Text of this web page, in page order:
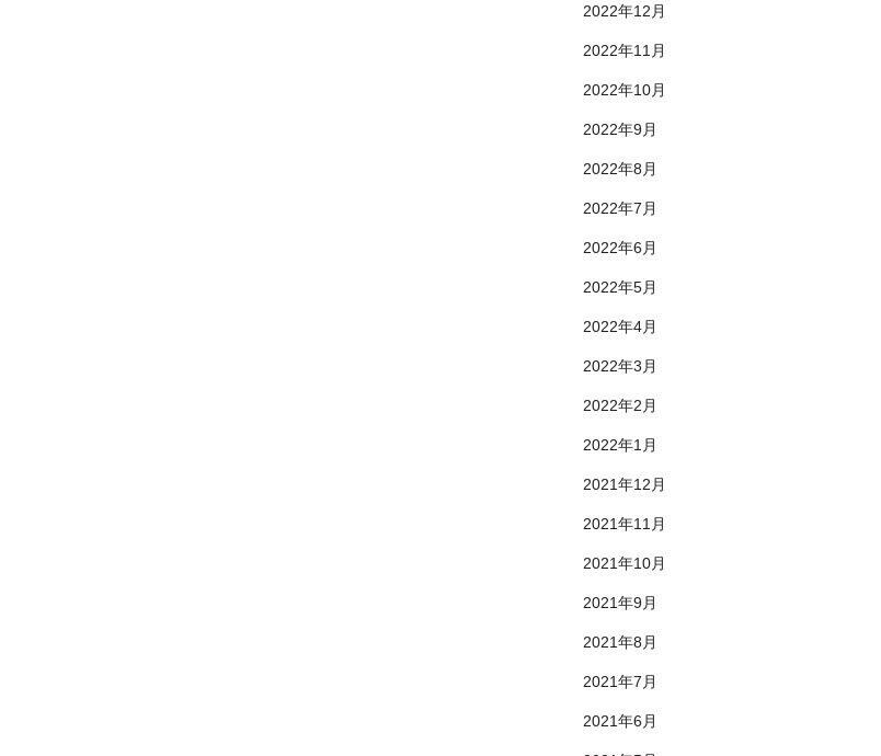
2022年12月
2022年11月
2022年10月
2022年9月
2022年8月
2022年7月
2022年6月
2022年5月
2022年4月
2022年3月
2022年2月
2022年1月
2021年12月
2021年11月
2021年10月
2021年9月
2021年8月
2021年7月
2021年6月